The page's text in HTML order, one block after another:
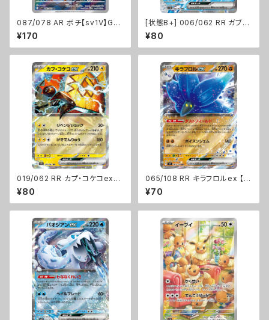
087/078 AR ボチ【sv1V】Gレ
ギュ
¥170
[状態B+] 006/062 RR ガブリ
アスex【sv3a】Gレギュ
¥80
019/062 RR カプ・コケコex【s
v3a】Gレギュ
¥80
065/108 RR キラフロルex 【s
v3】 Gレギュ
¥70